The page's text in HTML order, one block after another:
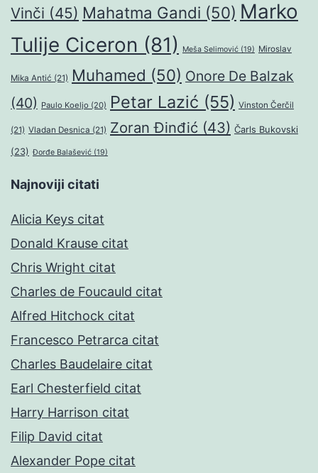
Vinči (45) Mahatma Gandi (50) Marko
Tulije Ciceron (81) Meša Selimović (19) Miroslav
Mika Antić (21) Muhamed (50) Onore De Balzak
(40) Paulo Koeljo (20) Petar Lazić (55) Vinston Čerčil
(21) Vladan Desnica (21) Zoran Đinđić (43) Čarls Bukovski
(23) Đorđe Balašević (19)
Najnoviji citati
Alicia Keys citat
Donald Krause citat
Chris Wright citat
Charles de Foucauld citat
Alfred Hitchock citat
Francesco Petrarca citat
Charles Baudelaire citat
Earl Chesterfield citat
Harry Harrison citat
Filip David citat
Alexander Pope citat